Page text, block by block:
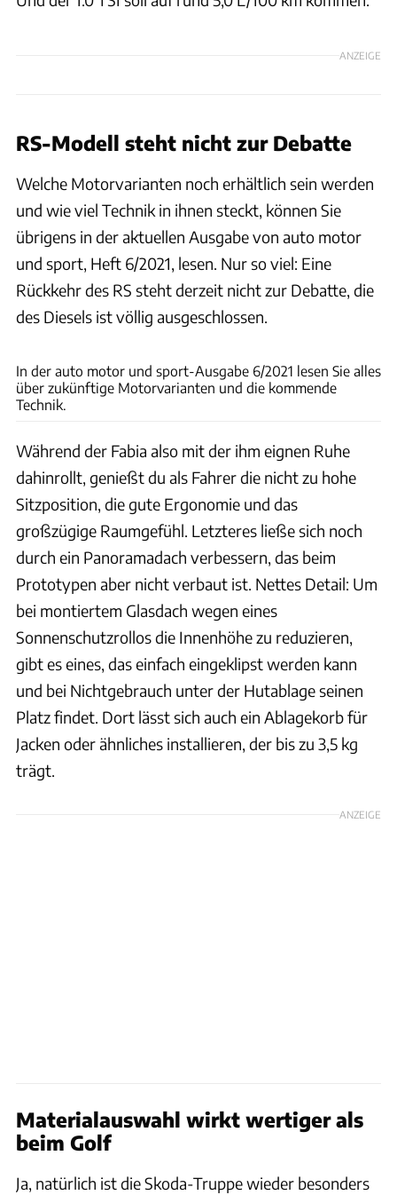
ANZEIGE
RS-Modell steht nicht zur Debatte
Welche Motorvarianten noch erhältlich sein werden
und wie viel Technik in ihnen steckt, können Sie
übrigens in der aktuellen Ausgabe von auto motor
und sport, Heft 6/2021, lesen. Nur so viel: Eine
Rückkehr des RS steht derzeit nicht zur Debatte, die
des Diesels ist völlig ausgeschlossen.
In der auto motor und sport-Ausgabe 6/2021 lesen Sie alles
über zukünftige Motorvarianten und die kommende
Technik.
Während der Fabia also mit der ihm eignen Ruhe
dahinrollt, genießt du als Fahrer die nicht zu hohe
Sitzposition, die gute Ergonomie und das
großzügige Raumgefühl. Letzteres ließe sich noch
durch ein Panoramadach verbessern, das beim
Prototypen aber nicht verbaut ist. Nettes Detail: Um
bei montiertem Glasdach wegen eines
Sonnenschutzrollos die Innenhöhe zu reduzieren,
gibt es eines, das einfach eingeklipst werden kann
und bei Nichtgebrauch unter der Hutablage seinen
Platz findet. Dort lässt sich auch ein Ablagekorb für
Jacken oder ähnliches installieren, der bis zu 3,5 kg
trägt.
ANZEIGE
Materialauswahl wirkt wertiger als
beim Golf
Ja, natürlich ist die Skoda-Truppe wieder besonders